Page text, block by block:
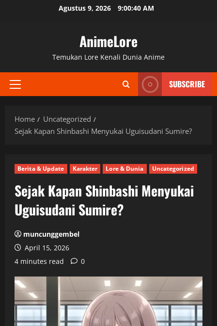
Agustus 9, 2026 9:00:41 AM
AnimeLore
Temukan Lore Kenali Dunia Anime
Primary
SUBSCRIBE
Home
Uncategorized
Sejak Kapan Shinbashi Menyukai Uguisudani Sumire?
Berita & Update Karakter Lore & Dunia Uncategorized
Sejak Kapan Shinbashi Menyukai
Uguisudani Sumire?
muncunggembel
April 15, 2026
4 minutes read
0